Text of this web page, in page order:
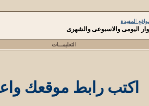
المفيدة
اليومى والاسبوعى والشهرى
التعليمـــات
اكتب رابط موقعك